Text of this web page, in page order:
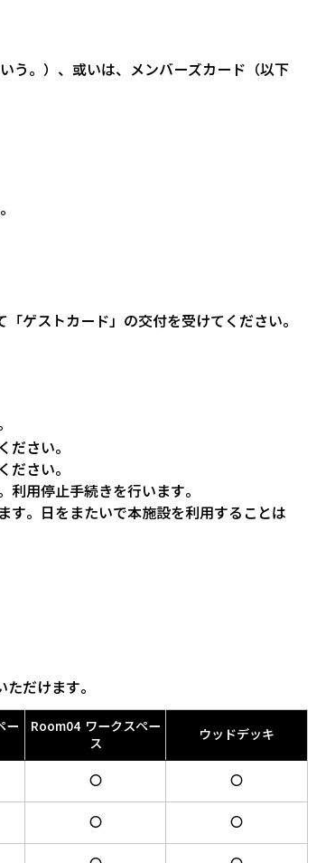
う。）、或いは、メンバーズカード（以下
ゲストカード」の交付を受けてください。
ださい。
ださい。
利用停止手続きを行います。
す。日をまたいで本施設を利用することは
だけます。
ー
Room04 ワークスペー
ス
ウッドデッキ
〇 〇
〇 〇